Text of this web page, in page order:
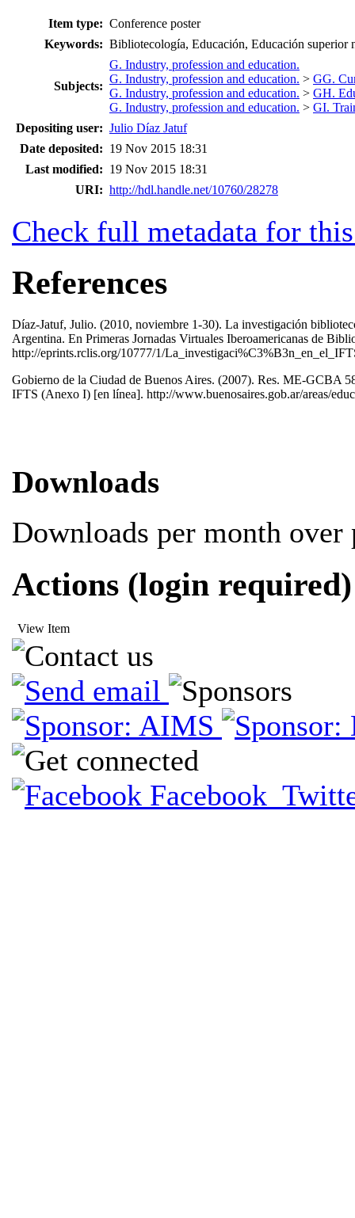
Item type: Conference poster
Keywords: Bibliotecología, Educación, Educación
Subjects:
G. Industry, profession and education.
G. Industry, profession and education. > GG.
G. Industry, profession and education. > GH.
G. Industry, profession and education. > GI.
Depositing user: Julio Díaz Jatuf
Date deposited: 19 Nov 2015 18:31
Last modified: 19 Nov 2015 18:31
URI: http://hdl.handle.net/10760/28278
Check full metadata for
References
Díaz-Jatuf, Julio. (2010, noviembre 1-30). La investigación
Argentina. En Primeras Jornadas Virtuales Iberoamericanas de
http://eprints.rclis.org/10777/1/
Gobierno de la Ciudad de Buenos Aires. (2007). Res. ME-GCBA
IFTS (Anexo I) [en línea]. http://www.buenosaires.gob.ar/areas/
Downloads
Downloads per month over
Actions (login required)
View Item
Facebook